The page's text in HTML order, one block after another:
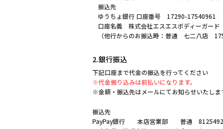
振込先
ゆうちょ銀行 口座番号 17290-17540961
口座名義 株式会社エスエスボディーガード
（他行からのお振込時：普通 七二八店
2.銀行振込
下記口座まで代金の振込を行ってください
※代金振り込みは前払いになります。
※金額・振込先はメールにてお知らせいたしま
振込先
PayPay銀行 本店営業部 普通 8125492